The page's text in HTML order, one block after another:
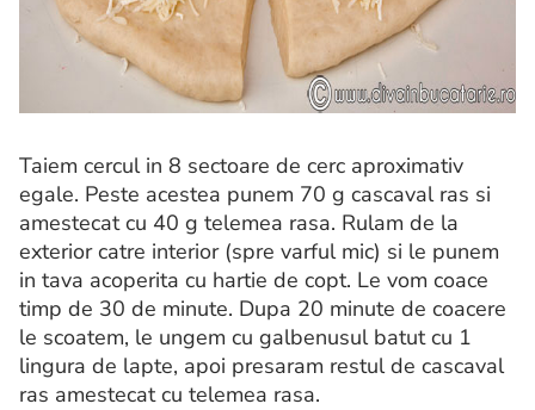
Taiem cercul in 8 sectoare de cerc aproximativ
egale. Peste acestea punem 70 g cascaval ras si
amestecat cu 40 g telemea rasa. Rulam de la
exterior catre interior (spre varful mic) si le punem
in tava acoperita cu hartie de copt. Le vom coace
timp de 30 de minute. Dupa 20 minute de coacere
le scoatem, le ungem cu galbenusul batut cu 1
lingura de lapte, apoi presaram restul de cascaval
ras amestecat cu telemea rasa.